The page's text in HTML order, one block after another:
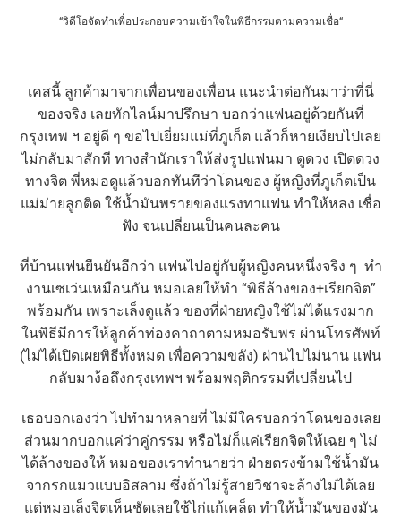
“วิดีโอจัดทำเพื่อประกอบความเข้าใจในพิธีกรรมตามความเชื่อ“
เคสนี้ ลูกค้ามาจากเพื่อนของเพื่อน แนะนำต่อกันมาว่าที่นี่
ของจริง เลยทักไลน์มาปรึกษา บอกว่าแฟนอยู่ด้วยกันที่
กรุงเทพ ฯ อยู่ดี ๆ ขอไปเยี่ยมแม่ที่ภูเก็ต แล้วก็หายเงียบไปเลย
ไม่กลับมาสักที ทางสำนักเราให้ส่งรูปแฟนมา ดูดวง เปิดดวง
ทางจิต พี่หมอดูแล้วบอกทันทีว่าโดนของ ผู้หญิงที่ภูเก็ตเป็น
แม่ม่ายลูกติด ใช้น้ำมันพรายของแรงทาแฟน ทำให้หลง เชื่อ
ฟัง จนเปลี่ยนเป็นคนละคน
ที่บ้านแฟนยืนยันอีกว่า แฟนไปอยู่กับผู้หญิงคนหนึ่งจริง ๆ ทำ
งานเซเว่นเหมือนกัน หมอเลยให้ทำ “พิธีล้างของ+เรียกจิต”
พร้อมกัน เพราะเล็งดูแล้ว ของที่ฝ่ายหญิงใช้ไม่ได้แรงมาก
ในพิธีมีการให้ลูกค้าท่องคาถาตามหมอรับพร ผ่านโทรศัพท์
(ไม่ได้เปิดเผยพิธีทั้งหมด เพื่อความขลัง) ผ่านไปไม่นาน แฟน
กลับมาง้อถึงกรุงเทพฯ พร้อมพฤติกรรมที่เปลี่ยนไป
เธอบอกเองว่า ไปทำมาหลายที่ ไม่มีใครบอกว่าโดนของเลย
ส่วนมากบอกแค่ว่าคู่กรรม หรือไม่ก็แค่เรียกจิตให้เฉย ๆ ไม่
ได้ล้างของให้ หมอของเราทำนายว่า ฝ่ายตรงข้ามใช้น้ำมัน
จากรกแมวแบบอิสลาม ซึ่งถ้าไม่รู้สายวิชาจะล้างไม่ได้เลย
แต่หมอเล็งจิตเห็นชัดเลยใช้ไก่แก้เคล็ด ทำให้น้ำมันของมัน